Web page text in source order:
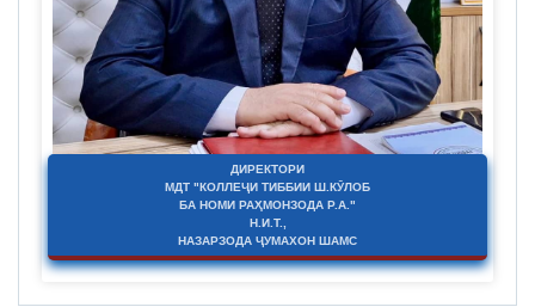
ДИРЕКТОРИ
МДТ "КОЛЛЕҶИ ТИББИИ Ш.КӮЛОБ
БА НОМИ РАҲМОНЗОДА Р.А."
Н.И.Т.,
НАЗАРЗОДА ҶУМАХОН ШАМС